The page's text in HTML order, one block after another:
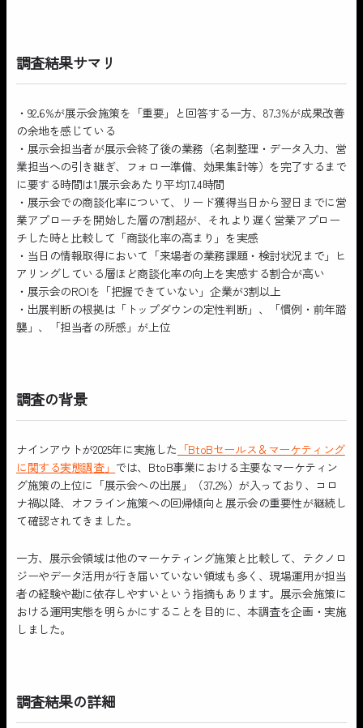
調査結果サマリ
・92.6%が展示会施策を「重要」と回答する一方、87.3%が成果改善
の余地を感じている
・展示会担当者が展示会終了後の業務（名刺整理・データ入力、営
業担当への引き継ぎ、フォロー準備、効果集計等）を完了するまで
に要する時間は1展示会あたり平均17.4時間
・展示会での商談化率について、リード獲得当日から翌日までに営
業アプローチを開始した層の7割超が、それより遅く営業アプロー
チした時と比較して「商談化率の高まり」を実感
・当日の情報取得において「来場者の業務課題・検討状況まで」ヒ
アリングしている層ほど商談化率の向上を実感する割合が高い
・展示会のROIを「把握できていない」企業が3割以上
・出展判断の根拠は「トップダウンの定性判断」、「慣例・前年踏
襲」、「担当者の所感」が上位
調査の背景
ナインアウトが2025年に実施した 「BtoBセールス＆マーケティング
に関する実態調査」 では、BtoB事業における主要なマーケティン
グ施策の上位に「展示会への出展」（37.2%）が入っており、コロ
ナ禍以降、オフライン施策への回帰傾向と展示会の重要性が継続し
て確認されてきました。
一方、展示会領域は他のマーケティング施策と比較して、テクノロ
ジーやデータ活用が行き届いていない領域も多く、現場運用が担当
者の経験や勘に依存しやすいという指摘もあります。展示会施策に
おける運用実態を明らかにすることを目的に、本調査を企画・実施
しました。
調査結果の詳細